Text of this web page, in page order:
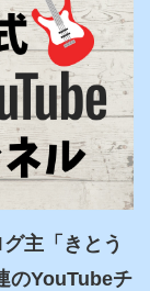
主「きとう
のYouTubeチ